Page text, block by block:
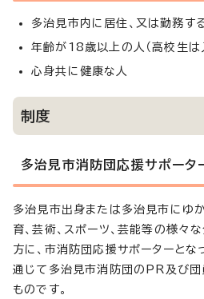
多治見市内に居住、又は勤務す
年齢が18歳以上の人（高校生は
心身共に健康な人
制度
多治見市消防団応援サポータ
多治見市出身または多治見市にゆか
育、芸術、スポーツ、芸能等の様々
方に、市消防団応援サポーターとな
通じて多治見市消防団のPR及び団
ものです。